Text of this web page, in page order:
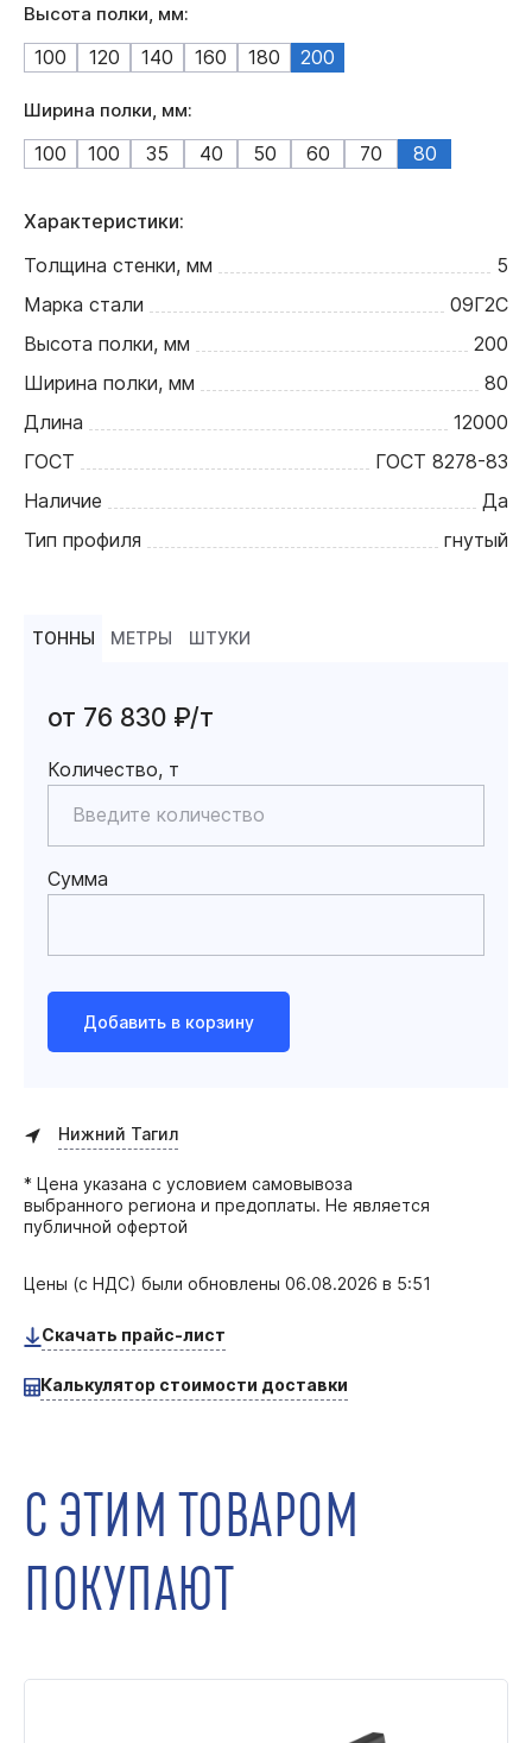
Высота полки, мм:
100 120 140 160 180 200
Ширина полки, мм:
100 100 35 40 50 60 70 80
Характеристики:
Толщина стенки, мм
5
Марка стали
09Г2С
Высота полки, мм
200
Ширина полки, мм
80
Длина
12000
ГОСТ
ГОСТ 8278-83
Наличие
Да
Тип профиля
гнутый
ТОННЫ МЕТРЫ ШТУКИ
от 76 830 ₽/т
Количество, т
Сумма
Добавить в корзину
Нижний Тагил
* Цена указана с условием самовывоза
выбранного региона и предоплаты. Не является
публичной офертой
Цены (с НДС) были обновлены 06.08.2026 в 5:51
Скачать прайс-лист
Калькулятор стоимости доставки
С ЭТИМ ТОВАРОМ
ПОКУПАЮТ